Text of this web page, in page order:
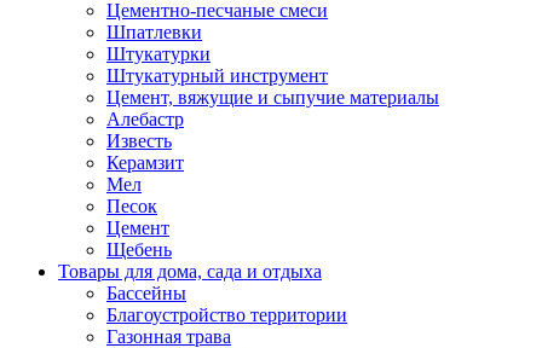
Цементно-песчаные смеси
Шпатлевки
Штукатурки
Штукатурный инструмент
Цемент, вяжущие и сыпучие материалы
Алебастр
Известь
Керамзит
Мел
Песок
Цемент
Щебень
Товары для дома, сада и отдыха
Бассейны
Благоустройство территории
Газонная трава